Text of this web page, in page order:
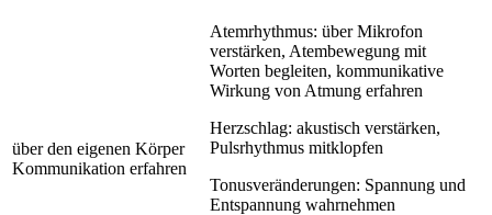
über den eigenen Körper
Kommunikation erfahren
Atemrhythmus: über Mikrofon
verstärken, Atembewegung mit
Worten begleiten, kommunikative
Wirkung von Atmung erfahren
Herzschlag: akustisch verstärken,
Pulsrhythmus mitklopfen
Tonusveränderungen: Spannung und
Entspannung wahrnehmen